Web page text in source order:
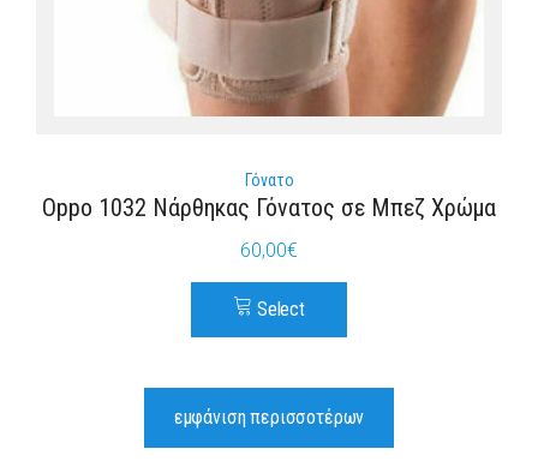
Γόνατο
Oppo 1032 Νάρθηκας Γόνατος σε Μπεζ Χρώμα
60,00€
Select
εμφάνιση περισσοτέρων